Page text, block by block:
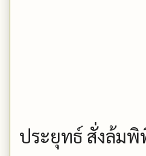
ประยุทธ์ สั่งล้ม